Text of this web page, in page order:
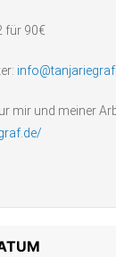
für 90€
mir und meiner